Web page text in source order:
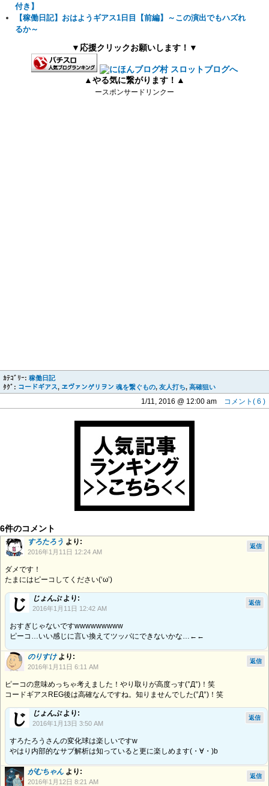
付き】
【稼働日記】おはようギアス1日目【前編】～この演出でもハズれ
るか～
▼応援クリックお願いします！▼
▲やる気に繋がります！▲
ースポンサードリンクー
ｶﾃｺﾞﾘｰ: 稼働日記
ﾀｸﾞ: コードギアス, ヱヴァンゲリヲン 魂を繋ぐもの, 友人打ち, 高確狙い
1/11, 2016 @ 12:00 am コメント( 6 )
6件のコメント
すろたろう より:
2016年1月11日 12:24 AM
ダメです！
たまにはピーコしてください(‘ω’)
返信
じょんぷ より:
2016年1月11日 12:42 AM
おすぎじゃないですwwwwwwwww
ピーコ…いい感じに言い換えてツッパにできないかな…←←
返信
のりすけ より:
2016年1月11日 6:11 AM
ピーコの意味めっちゃ考えました！やり取りが高度っす(°Д°)！笑
コードギアスREG後は高確なんですね。知りませんでした(°Д°)！笑
返信
じょんぷ より:
2016年1月13日 3:50 AM
すろたろうさんの変化球は楽しいですw
やはり内部的なサブ解析は知っていると更に楽しめます(・∀・)b
返信
がむちゃん より:
2016年1月12日 8:21 AM
返信